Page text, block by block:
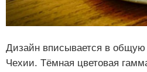
Дизайн вписывается в общую
Чехии. Тёмная цветовая